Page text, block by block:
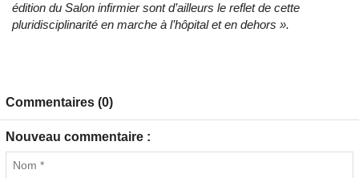
édition du Salon infirmier sont d’ailleurs le reflet de cette
pluridisciplinarité en marche à l’hôpital et en dehors ».
Commentaires (0)
Nouveau commentaire :